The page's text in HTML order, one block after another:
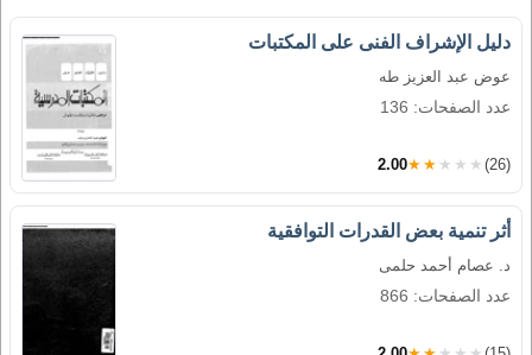
دليل الإشراف الفنى على المكتبات
عوض عبد العزيز طه
عدد الصفحات: 136
2.00★★★★★ (26)
أثر تنمية بعض القدرات التوافقية
د. عصام أحمد حلمى
عدد الصفحات: 866